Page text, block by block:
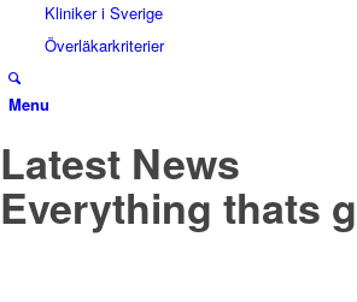
Kliniker i Sverige
Överläkarkriterier
Menu
Latest News
Everything thats